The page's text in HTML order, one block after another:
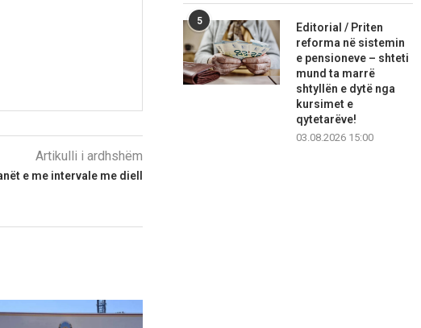
Artikulli i ardhshëm
e me intervale me diell
5
Editorial / Priten
reforma në sistemin
e pensioneve – shteti
mund ta marrë
shtyllën e dytë nga
kursimet e
qytetarëve!
03.08.2026 15:00